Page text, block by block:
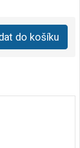
do košíku